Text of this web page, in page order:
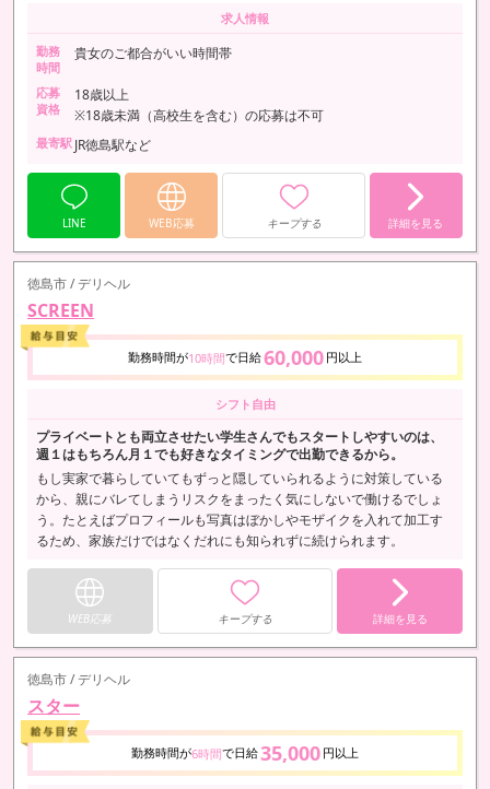
求人情報
勤務
時間
貴女のご都合がいい時間帯
応募
資格
18歳以上
※18歳未満（高校生を含む）の応募は不可
最寄駅 JR徳島駅など
LINE WEB応募 キープする 詳細を見る
徳島市 / デリヘル
SCREEN
勤務時間が10時間で日給60,000 円以上
シフト自由
プライベートとも両立させたい学生さんでもスタートしやすいのは、
週１はもちろん月１でも好きなタイミングで出勤できるから。
もし実家で暮らしていてもずっと隠していられるように対策している
から、親にバレてしまうリスクをまったく気にしないで働けるでしょ
う。たとえばプロフィールも写真はぼかしやモザイクを入れて加工す
るため、家族だけではなくだれにも知られずに続けられます。
WEB応募 キープする 詳細を見る
徳島市 / デリヘル
スター
勤務時間が6時間で日給35,000 円以上